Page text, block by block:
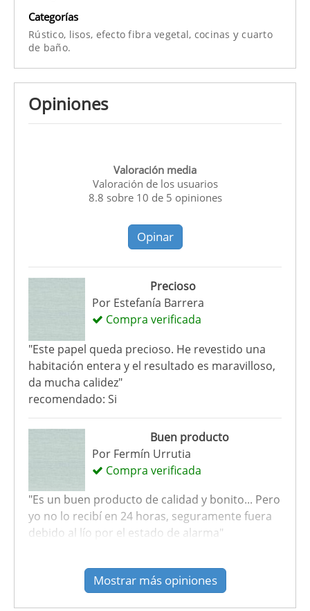
Categorías
Rústico, lisos, efecto fibra vegetal, cocinas ycuarto
de baño.
Opiniones
Valoración media
Valoración de los usuarios
8.8 sobre 10 de 5 opiniones
Opinar
Precioso
Por Estefanía Barrera
Compra verificada
"Este papel queda precioso. He revestido una
habitación entera y el resultado es maravilloso,
da mucha calidez"
recomendado: Si
Buen producto
Por Fermín Urrutia
Compra verificada
"Es un buen producto de calidad y bonito... Pero
yo no lo recibí en 24 horas, seguramente fuera
debido al lío por el estado de alarma"
Mostrar más opiniones